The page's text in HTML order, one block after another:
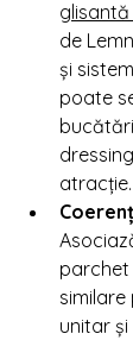
de
și
poate
atracție.
similare
unitar